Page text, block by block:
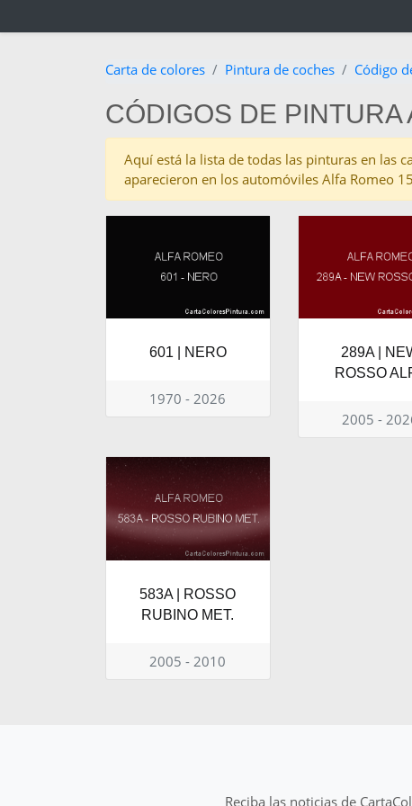
Carta de colores Pintura de coches Código
CÓDIGOS DE PINTURA
Aquí está la lista de todas las pinturas en las
aparecieron en los automóviles Alfa Romeo
601 | NERO
1970 - 2026
289A |
ROSSO
2005 -
583A | ROSSO
RUBINO MET.
2005 - 2010
Reciba las noticias de